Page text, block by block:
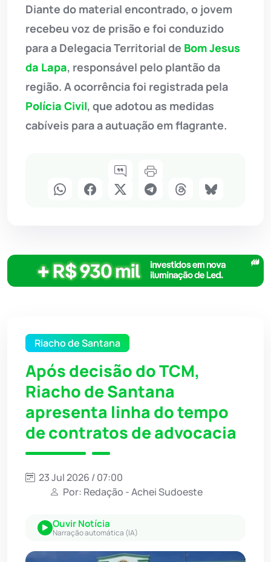
Diante do material encontrado, o jovem
recebeu voz de prisão e foi conduzido
para a Delegacia Territorial de Bom Jesus
da Lapa, responsável pelo plantão da
região. A ocorrência foi registrada pela
Polícia Civil, que adotou as medidas
cabíveis para a autuação em flagrante.
Riacho de Santana
Após decisão do TCM,
Riacho de Santana
apresenta linha do tempo
de contratos de advocacia
23 Jul 2026 / 07:00
Por: Redação - Achei Sudoeste
Ouvir Notícia
Narração automática (IA)